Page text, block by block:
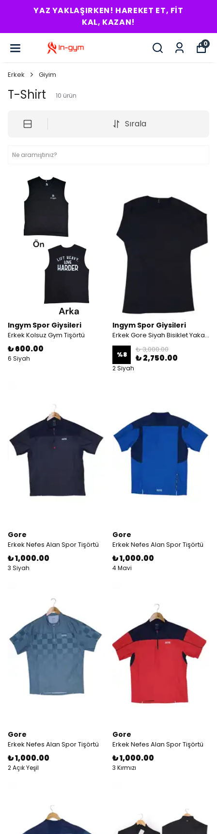
RITMINI BUL! HEDEFI YAKALA!
0
Erkek Giyim
T-Shirt 10 ürün
Sırala
Ingym Spor Giysileri
Erkek Kolsuz Gym Tişörtü
₺ 600.00
6 Siyah
Ingym Spor Giysileri
Erkek Gore Siyah Bisiklet Yaka Termal Body
%8
₺ 3,000.00
₺ 2,750.00
2 Siyah
Gore
Erkek Nefes Alan Spor Tişörtü
₺ 1,000.00
3 Siyah
Gore
Erkek Nefes Alan Spor Tişörtü
₺ 1,000.00
4 Mavi
Gore
Erkek Nefes Alan Spor Tişörtü
₺ 1,000.00
2 Açık Yeşil
Gore
Erkek Nefes Alan Spor Tişörtü
₺ 1,000.00
3 Kırmızı